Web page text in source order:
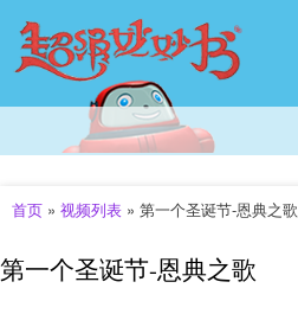
转
到
内
次级菜单
超
级
妙
妙
(西
儿
故
事
你在这里
首页 » 视频列表 » 第一个圣诞节-恩典之歌
第一个圣诞节-恩典之歌